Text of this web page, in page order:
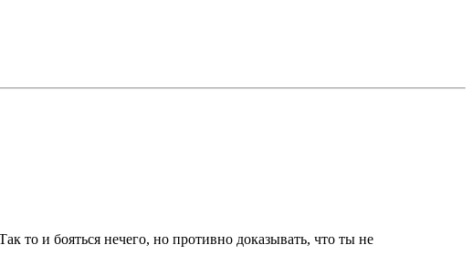
то и бояться нечего, но противно доказывать, что ты не